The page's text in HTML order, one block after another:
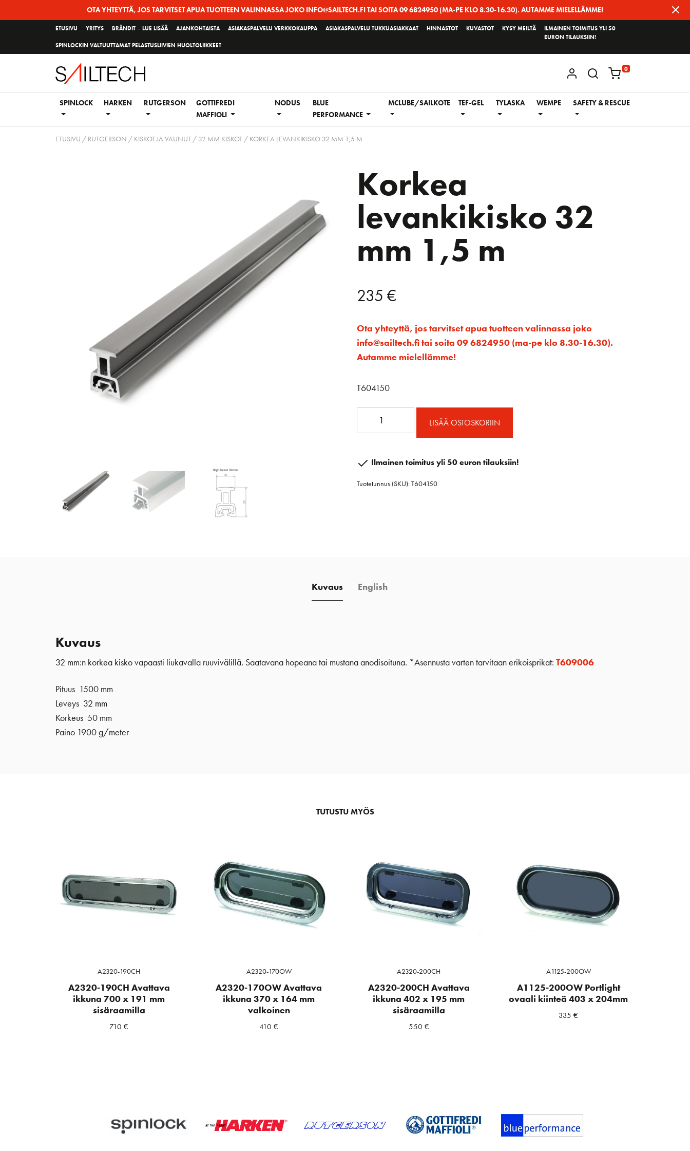
OTA YHTEYTTÄ, JOS TARVITSET APUA TUOTTEEN VALINNASSA JOKO INFO@SAILTECH.FI TAI SOITA 09 6824950 (MA-PE KLO 8.30-16.30). AUTAMME MIELELLÄMME!
ETUSIVU YRITYS BRÄNDIT – LUE LISÄÄ AJANKOHTAISTA ASIAKASPALVELU VERKKOKAUPPA ASIAKASPALVELU TUKKUASIAKKAAT HINNASTOT KUVASTOT KYSY MEILTÄ
SPINLOCKIN VALTUUTTAMAT PELASTUSLIIVIEN HUOLTOLIIKKEET
ILMAINEN TOIMITUS YLI 50
EURON TILAUKSIIN!
KIRJAUDU / REKISTERÖIDY
0
SPINLOCK HARKEN RUTGERSON
GOTTIFREDI
MAFFIOLI
NODUS
BLUE
PERFORMANCE
MCLUBE/SAILKOTE TEF-GEL TYLASKA WEMPE SAFETY & RESCUE
ETUSIVU / RUTGERSON / KISKOT JA VAUNUT/ 32 MM KISKOT/ KORKEA LEVANKIKISKO 32 MM 1,5 M
Korkea
levankikisko 32
mm 1,5 m
235 €
Ota yhteyttä, jos tarvitset apua tuotteen valinnassa joko
info@sailtech.fi tai soita 09 6824950 (ma-pe klo 8.30-16.30).
Autamme mielellämme!
T604150
mm
m
LISÄÄ OSTOSKORIIN
Ilmainen toimitus yli 50 euron tilauksiin!
Tuotetunnus (SKU):T604150
Kuvaus English
Kuvaus
32 mm:n korkea kisko vapaasti liukavalla ruuvivälillä. Saatavana hopeana tai mustana anodisoituna. *Asennusta varten tarvitaan erikoisprikat: T609006
Pituus 1500 mm
Leveys 32 mm
Korkeus 50 mm
Paino 1900 g/meter
TUTUSTU MYÖS
A2320-190CH
A2320-190CH Avattava
ikkuna 700 x 191 mm
sisäraamilla
710€
A2320-170OW
A2320-170OW Avattava
ikkuna 370 x 164 mm
valkoinen
410€
A2320-200CH
A2320-200CH Avattava
ikkuna 402 x 195 mm
sisäraamilla
550 €
A1125-200OW
A1125-200OW Portlight
ovaali kiinteä 403 x 204mm
335€